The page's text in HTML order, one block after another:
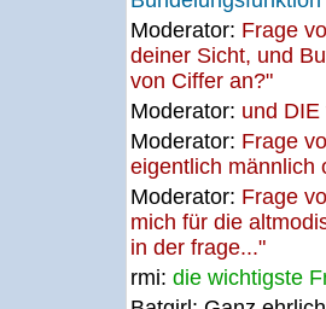
Moderator: Frage
deiner Sicht, und
von Ciffer an?"
Moderator: und
Moderator: Frage
eigentlich männlich
Moderator: Frage
mich für die
in der frage..."
rmi: die wichtigste